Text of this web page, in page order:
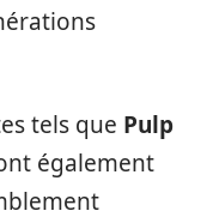
tels que Pulp
également